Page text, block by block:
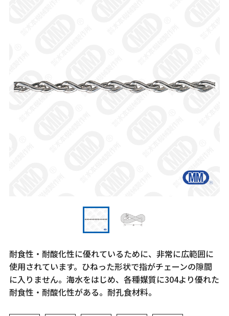
耐食性・耐酸化性に優れているために、非常に広範囲に
使用されています。ひねった形状で指がチェーンの隙間
に入りません。海水をはじめ、各種媒質に304より優れた
耐食性・耐酸化性がある。耐孔食材料。